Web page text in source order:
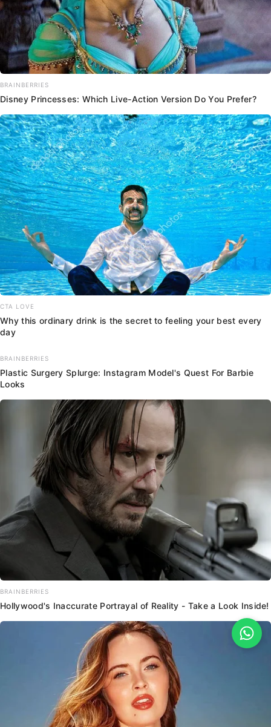
BRAINBERRIES
Disney Princesses: Which Live-Action Version Do You Prefer?
CTA LOVE
Why this ordinary drink is the secret to feeling your best every
day
BRAINBERRIES
Plastic Surgery Splurge: Instagram Model's Quest For Barbie
Looks
BRAINBERRIES
Hollywood's Inaccurate Portrayal of Reality - Take a Look Inside!